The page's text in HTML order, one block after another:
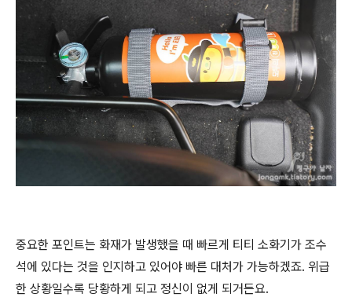
중요한 포인트는 화재가 발생했을 때 빠르게 티티 소화기가 조수
석에 있다는 것을 인지하고 있어야 빠른 대처가 가능하겠죠. 위급
한 상황일수록 당황하게 되고 정신이 없게 되거든요.